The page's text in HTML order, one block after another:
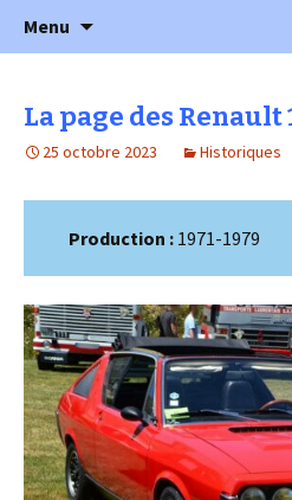
l'Automobile
l'automobile ancienne :
…
Menu
La page des Renault
25 octobre 2023 Historiques
Production : 1971-1979